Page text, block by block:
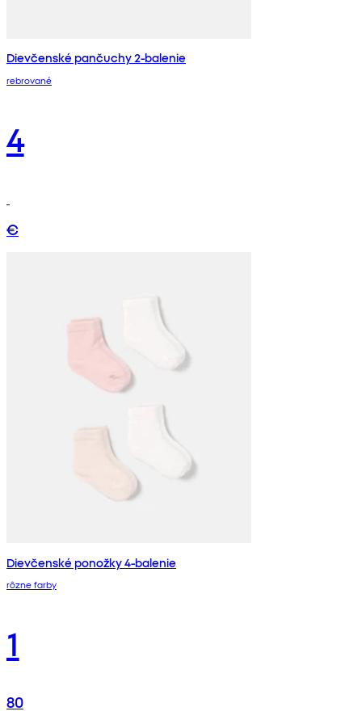
Dievčenské pančuchy 2-balenie
rebrované
4
€
Dievčenské ponožky 4-balenie
rôzne farby
1
80